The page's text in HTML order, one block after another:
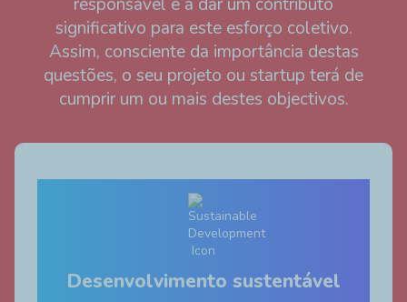
significativo para este esforço coletivo.
Assim, consciente da importância destas
questões, o seu projeto ou startup terá de
cumprir um ou mais destes objectivos.
Desenvolvimento sustentável